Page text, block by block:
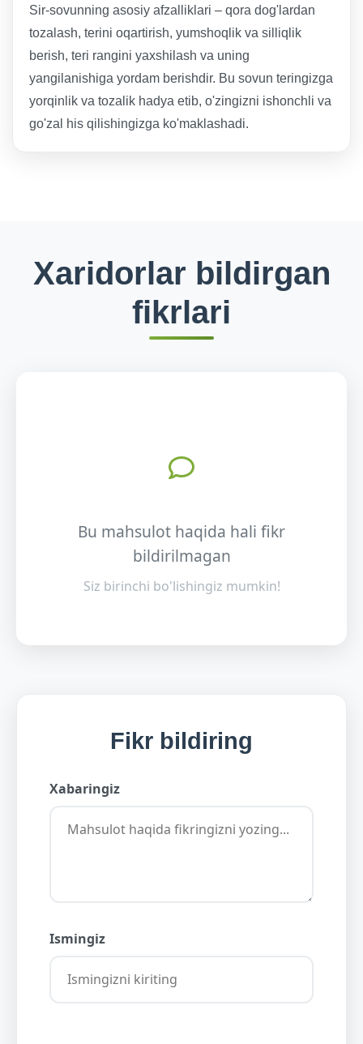
Sir-sovunning asosiy afzalliklari – qora dog'lardan
tozalash, terini oqartirish, yumshoqlik va silliqlik
berish, teri rangini yaxshilash va uning
yangilanishiga yordam berishdir. Bu sovun teringizga
yorqinlik va tozalik hadya etib, o'zingizni ishonchli va
go'zal his qilishingizga ko'maklashadi.
Xaridorlar bildirgan
fikrlari
Bu mahsulot haqida hali fikr
bildirilmagan
Siz birinchi bo'lishingiz mumkin!
Fikr bildiring
Xabaringiz
Ismingiz